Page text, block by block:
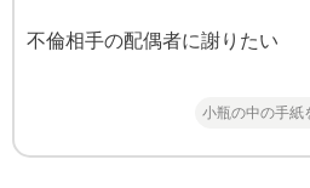
不倫相手の配偶者に謝りたい
小瓶の中の手紙